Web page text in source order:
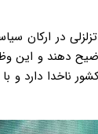
در ارکان
دهند و این
ناخدا دارد و با